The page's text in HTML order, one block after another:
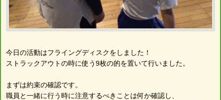
今日の活動はフライングディスクをしました！
ストラックアウトの時に使う9枚の的を置いて行いました。
まずは約束の確認です。
職員と一緒に行う時に注意するべきことは何か確認し、